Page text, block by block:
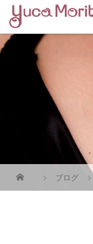
ブログ